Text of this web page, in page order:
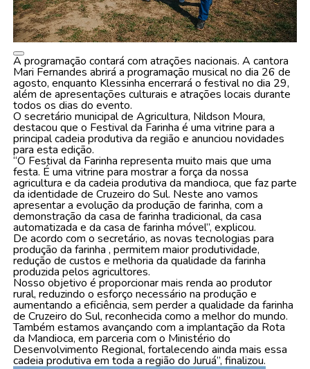
A programação contará com atrações nacionais. A cantora
Mari Fernandes abrirá a programação musical no dia 26 de
agosto, enquanto Klessinha encerrará o festival no dia 29,
além de apresentações culturais e atrações locais durante
todos os dias do evento.
O secretário municipal de Agricultura, Nildson Moura,
destacou que o Festival da Farinha é uma vitrine para a
principal cadeia produtiva da região e anunciou novidades
para esta edição.
“O Festival da Farinha representa muito mais que uma
festa. É uma vitrine para mostrar a força da nossa
agricultura e da cadeia produtiva da mandioca, que faz parte
da identidade de Cruzeiro do Sul. Neste ano vamos
apresentar a evolução da produção de farinha, com a
demonstração da casa de farinha tradicional, da casa
automatizada e da casa de farinha móvel”, explicou.
De acordo com o secretário, as novas tecnologias para
produção da farinha , permitem maior produtividade,
redução de custos e melhoria da qualidade da farinha
produzida pelos agricultores.
Nosso objetivo é proporcionar mais renda ao produtor
rural, reduzindo o esforço necessário na produção e
aumentando a eficiência, sem perder a qualidade da farinha
de Cruzeiro do Sul, reconhecida como a melhor do mundo.
Também estamos avançando com a implantação da Rota
da Mandioca, em parceria com o Ministério do
Desenvolvimento Regional, fortalecendo ainda mais essa
cadeia produtiva em toda a região do Juruá”, finalizou.